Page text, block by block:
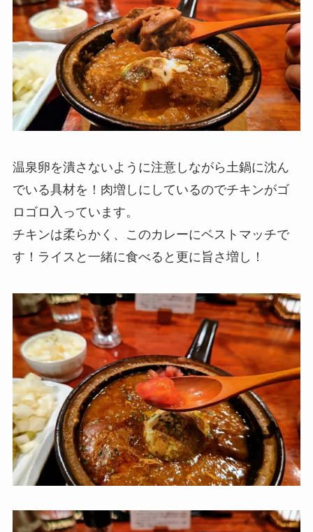
温泉卵を潰さないように注意しながら土鍋に沈ん
でいる具材を！肉増しにしているのでチキンがゴ
ロゴロ入っています。
チキンは柔らかく、このカレーにベストマッチで
す！ライスと一緒に食べると更に旨さ増し！